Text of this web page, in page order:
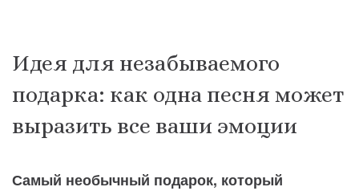
Идея для незабываемого
подарка: как одна песня может
выразить все ваши эмоции
Самый необычный подарок, который